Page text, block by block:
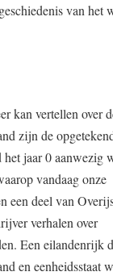
van het
kan vertellen over
zijn de
het jaar 0 aanwezig
vandaag onze
een deel van
verhalen over
Een eilandenrijk
en eenheidsstaat